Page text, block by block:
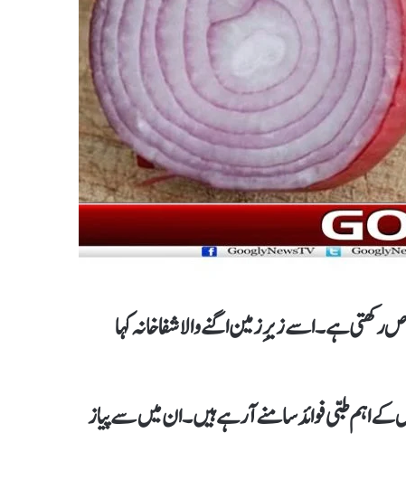
رکھتی ہے۔ اسے زیرِ زمین اگنے والا شفا خانہ کہا
کے اہم طبی فوائد سامنے آرہے ہیں۔ ان میں سے پیاز